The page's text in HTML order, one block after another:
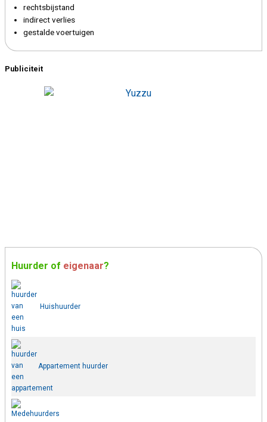
rechtsbijstand
indirect verlies
gestalde voertuigen
Publiciteit
Huurder of eigenaar?
Huishuurder
Appartement huurder